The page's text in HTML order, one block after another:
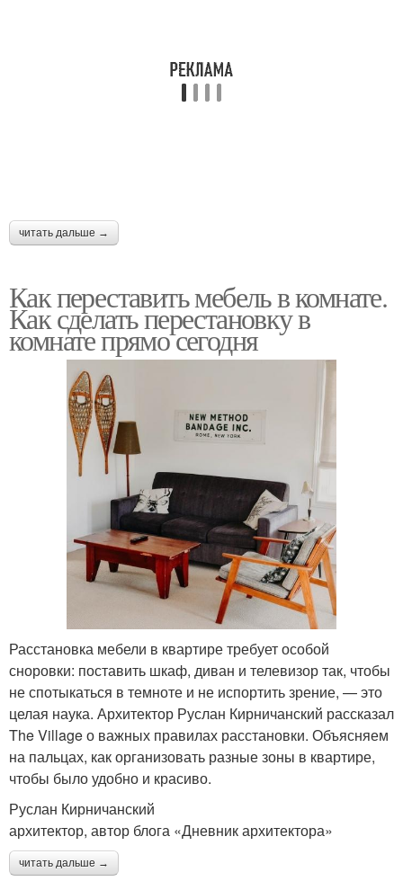
читать дальше →
Как переставить мебель в комнате.
Как сделать перестановку в
комнате прямо сегодня
Расстановка мебели в квартире требует особой
сноровки: поставить шкаф, диван и телевизор так, чтобы
не спотыкаться в темноте и не испортить зрение, — это
целая наука. Архитектор Руслан Кирничанский рассказал
The Village о важных правилах расстановки. Объясняем
на пальцах, как организовать разные зоны в квартире,
чтобы было удобно и красиво.
Руслан Кирничанский
архитектор, автор блога «Дневник архитектора»
читать дальше →